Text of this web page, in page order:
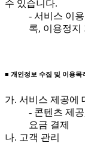
수 있습니다.
- 서비스 이
록, 이용정지
■ 개인정보 수집 및 이용목
가. 서비스 제공에
- 콘텐츠 제
요금 결제
나. 고객 관리